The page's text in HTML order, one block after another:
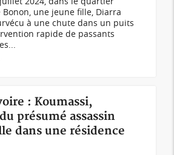
Bonon, une jeune fille, Diarra
à une chute dans un puits
rapide de passants
: Koumassi,
présumé assassin
dans une résidence